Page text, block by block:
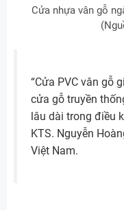
Cửa nhựa vân gỗ
“Cửa PVC vân gỗ
cửa gỗ truyền
lâu dài trong điều
KTS. Nguyễn
Việt Nam.